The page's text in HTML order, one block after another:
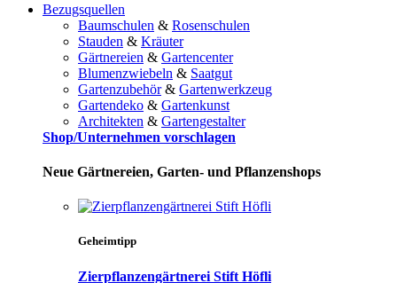
Bezugsquellen
Baumschulen & Rosenschulen
Stauden & Kräuter
Gärtnereien & Gartencenter
Blumenzwiebeln & Saatgut
Gartenzubehör& Gartenwerkzeug
Gartendeko & Gartenkunst
Architekten & Gartengestalter
Shop/Unternehmen vorschlagen
Neue Gärtnereien, Garten- und Pflanzenshops
Geheimtipp
Zierpflanzengärtnerei Stift Höfli